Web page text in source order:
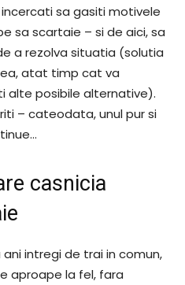
sa gasiti motivele
sa scartaie – si de aici, sa
a rezolva situatia (solutia
atat timp cat va
alte posibile alternative).
– cateodata, unul pur si
casnicia
intregi de trai in comun,
aproape la fel, fara